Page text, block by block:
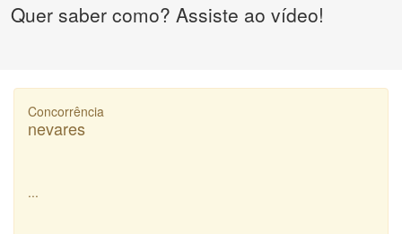
Quer saber como? Assiste ao vídeo!
Concorrência
nevares
...